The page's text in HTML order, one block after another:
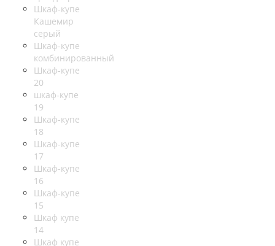
Шкаф-купе
Кашемир
серый
Шкаф-купе
комбинированный
Шкаф-купе
20
шкаф-купе
19
Шкаф-купе
18
Шкаф-купе
17
Шкаф-купе
16
Шкаф-купе
15
Шкаф купе
14
Шкаф купе